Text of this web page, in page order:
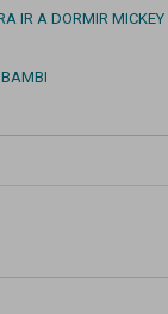
IR A DORMIR